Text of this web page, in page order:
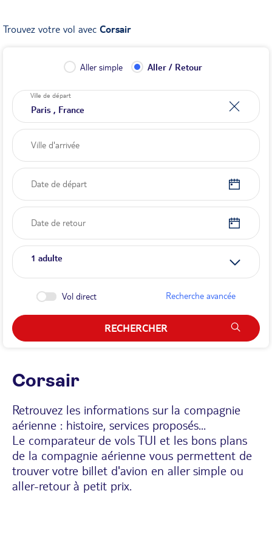
Trouvez votre vol avec Corsair
Aller simple Aller / Retour
Ville de départ
Date de départ
Date de retour
1 adulte
Vol direct Recherche avancée
RECHERCHER
Corsair
Retrouvez les informations sur la compagnie
aérienne : histoire, services proposés...
Le comparateur de vols TUI et les bons plans
de la compagnie aérienne vous permettent de
trouver votre billet d'avion en aller simple ou
aller-retour à petit prix.